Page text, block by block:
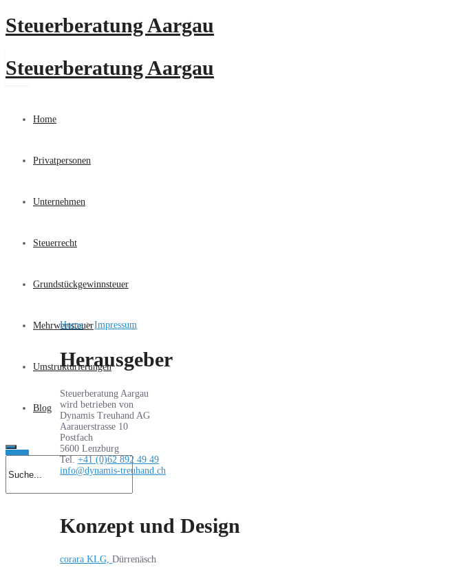
Steuerberatung Aargau
Steuerberatung Aargau
Home
Privatpersonen
Unternehmen
Steuerrecht
Grundstückgewinnsteuer
Mehrwertsteuer
Umstrukturierungen
Blog
Home>Impressum
Herausgeber
Steuerberatung Aargau
wird betrieben von
Dynamis Treuhand AG
Aarauerstrasse 10
Postfach
5600 Lenzburg
Tel.+41 (0)62 892 49 49
info@dynamis-treuhand.ch
Konzept und Design
corara KLG, Dürrenäsch